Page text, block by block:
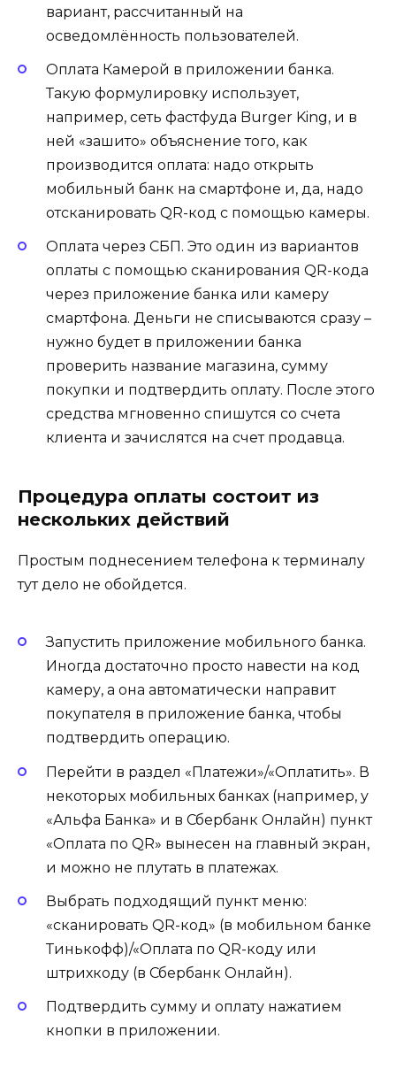
вариант, рассчитанный на
осведомлённость пользователей.
Оплата Камерой в приложении банка.
Такую формулировку использует,
например, сеть фастфуда Burger King, и в
ней «зашито» объяснение того, как
производится оплата: надо открыть
мобильный банк на смартфоне и, да, надо
отсканировать QR-код с помощью камеры.
Оплата через СБП. Это один из вариантов
оплаты с помощью сканирования QR-кода
через приложение банка или камеру
смартфона. Деньги не списываются сразу –
нужно будет в приложении банка
проверить название магазина, сумму
покупки и подтвердить оплату. После этого
средства мгновенно спишутся со счета
клиента и зачислятся на счет продавца.
Процедура оплаты состоит из
нескольких действий
Простым поднесением телефона к терминалу
тут дело не обойдется.
Запустить приложение мобильного банка.
Иногда достаточно просто навести на код
камеру, а она автоматически направит
покупателя в приложение банка, чтобы
подтвердить операцию.
Перейти в раздел «Платежи»/«Оплатить». В
некоторых мобильных банках (например, у
«Альфа Банка» и в Сбербанк Онлайн) пункт
«Оплата по QR» вынесен на главный экран,
и можно не плутать в платежах.
Выбрать подходящий пункт меню:
«сканировать QR-код» (в мобильном банке
Тинькофф)/«Оплата по QR-коду или
штрихкоду (в Сбербанк Онлайн).
Подтвердить сумму и оплату нажатием
кнопки в приложении.